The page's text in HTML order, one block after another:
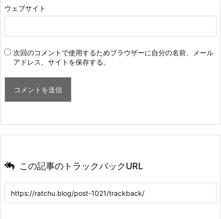
ウェブサイト
次回のコメントで使用するためブラウザーに自分の名前、メール
アドレス、サイトを保存する。
この記事のトラックバックURL